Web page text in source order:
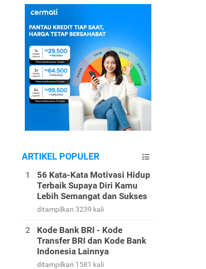
ARTIKEL POPULER
56 Kata-Kata Motivasi Hidup
Terbaik Supaya Diri Kamu
Lebih Semangat dan Sukses
ditampilkan 3239 kali
Kode Bank BRI - Kode
Transfer BRI dan Kode Bank
Indonesia Lainnya
ditampilkan 1581 kali